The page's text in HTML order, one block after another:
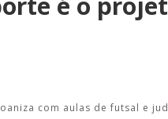
com aulas de futsal e